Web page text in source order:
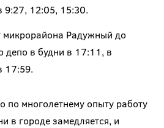
9:27, 12:05, 15:30.
микрорайона Радужный до
депо в будни в 17:11, в
17:59.
по многолетнему опыту работу
в городе замедляется, и